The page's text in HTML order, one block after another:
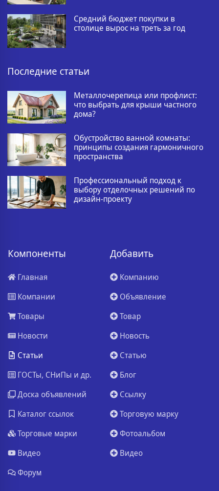
Средний бюджет покупки в
столице вырос на треть за год
Последние статьи
Металлочерепица или профлист:
что выбрать для крыши частного
дома?
Обустройство ванной комнаты:
принципы создания гармоничного
пространства
Профессиональный подход к
выбору отделочных решений по
дизайн-проекту
Компоненты
Главная
Компании
Товары
Новости
Статьи
ГОСТы, СНиПы и др.
Доска объявлений
Каталог ссылок
Торговые марки
Видео
Форум
Добавить
Компанию
Объявление
Товар
Новость
Статью
Блог
Ссылку
Торговую марку
Фотоальбом
Видео